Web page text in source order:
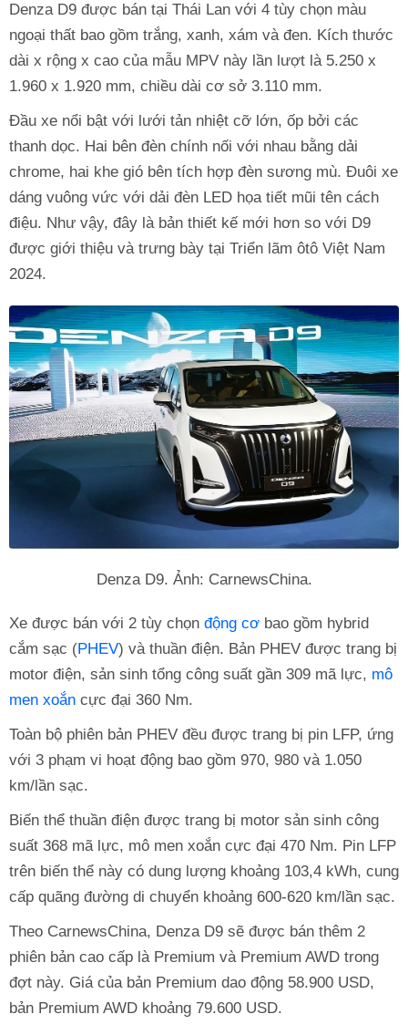
Denza D9 được bán tại Thái Lan với 4 tùy chọn màu
ngoại thất bao gồm trắng, xanh, xám và đen. Kích thước
dài x rộng x cao của mẫu MPV này lần lượt là 5.250 x
1.960 x 1.920 mm, chiều dài cơ sở 3.110 mm.
Đầu xe nổi bật với lưới tản nhiệt cỡ lớn, ốp bởi các
thanh dọc. Hai bên đèn chính nối với nhau bằng dải
chrome, hai khe gió bên tích hợp đèn sương mù. Đuôi xe
dáng vuông vức với dải đèn LED họa tiết mũi tên cách
điệu. Như vậy, đây là bản thiết kế mới hơn so với D9
được giới thiệu và trưng bày tại Triển lãm ôtô Việt Nam
2024.
Denza D9. Ảnh: CarnewsChina.
Xe được bán với 2 tùy chọn động cơ bao gồm hybrid
cắm sạc (PHEV) và thuần điện. Bản PHEV được trang bị
motor điện, sản sinh tổng công suất gần 309 mã lực, mô
men xoắn cực đại 360 Nm.
Toàn bộ phiên bản PHEV đều được trang bị pin LFP, ứng
với 3 phạm vi hoạt động bao gồm 970, 980 và 1.050
km/lần sạc.
Biến thể thuần điện được trang bị motor sản sinh công
suất 368 mã lực, mô men xoắn cực đại 470 Nm. Pin LFP
trên biến thể này có dung lượng khoảng 103,4 kWh, cung
cấp quãng đường di chuyển khoảng 600-620 km/lần sạc.
Theo CarnewsChina, Denza D9 sẽ được bán thêm 2
phiên bản cao cấp là Premium và Premium AWD trong
đợt này. Giá của bản Premium dao động 58.900 USD,
bản Premium AWD khoảng 79.600 USD.